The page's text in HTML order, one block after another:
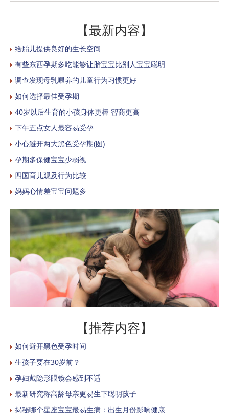
【最新内容】
给胎儿提供良好的生长空间
有些东西孕期多吃能够让胎宝宝比别人宝宝聪明
调查发现母乳喂养的儿童行为习惯更好
如何选择最佳受孕期
40岁以后生育的小孩身体更棒 智商更高
下午五点女人最容易受孕
小心避开两大黑色受孕期(图)
孕期多保健宝宝少弱视
四国育儿观及行为比较
妈妈心情差宝宝问题多
【推荐内容】
如何避开黑色受孕时间
生孩子要在30岁前？
孕妇戴隐形眼镜会感到不适
最新研究称高龄母亲更易生下聪明孩子
揭秘哪个星座宝宝最易生病：出生月份影响健康